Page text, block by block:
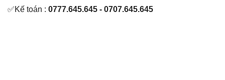
✅Kế toán : 0777.645.645 - 0707.645.645